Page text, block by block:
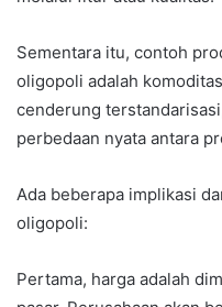
Sementara itu, contoh
oligopoli adalah
cenderung
perbedaan nyata antara
Ada beberapa implikasi
oligopoli:
Pertama, harga adalah